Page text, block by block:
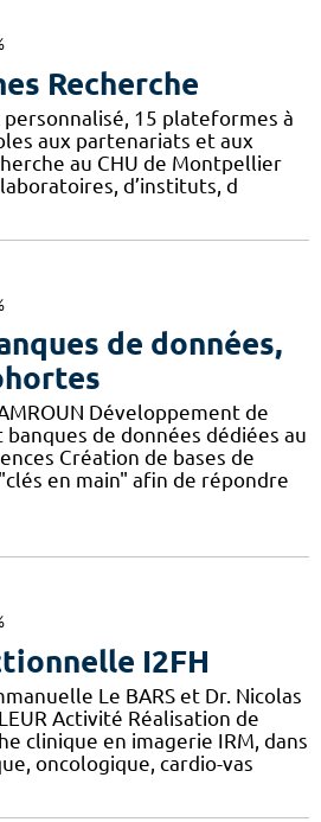
Recherche
15 plateformes à
aux partenariats et aux
au CHU de Montpellier
d’instituts, d
de données,
Développement de
de données dédiées au
Création de bases de
en main" afin de répondre
I2FH
Le BARS et Dr. Nicolas
Activité Réalisation de
clinique en imagerie IRM, dans
oncologique, cardio-vas